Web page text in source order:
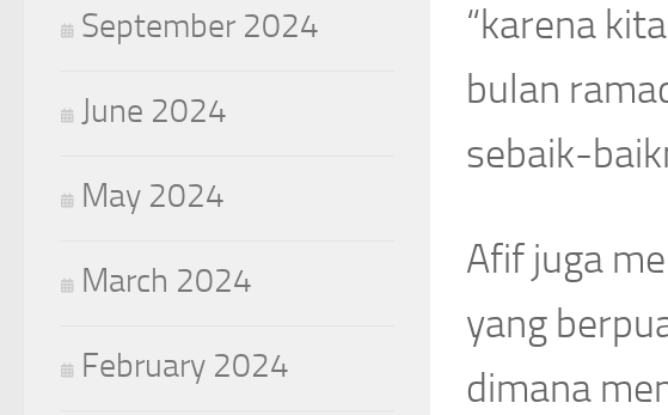
“karena
bulan
sebaik-
Afif juga
yang
dimana
September 2024
June 2024
May 2024
March 2024
February 2024